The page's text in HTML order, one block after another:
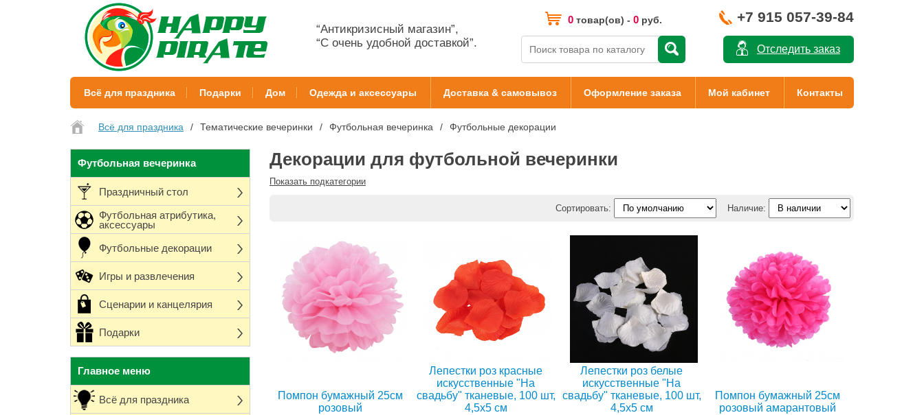
“Антикризисный магазин”,
“С очень удобной доставкой”.
Отследить заказ
+7 915 057-39-84
0 товар(ов) - 0 руб.
Всё для праздника Подарки Дом Одежда и аксессуары Доставка & самовывоз Оформление заказа Мой кабинет Контакты
Всё для праздника Тематические вечеринки Футбольная вечеринка Футбольные декорации
Футбольная вечеринка
Праздничный стол
Футбольная атрибутика,
аксессуары
Футбольные декорации
Игры и развлечения
Сценарии и канцелярия
Подарки
Главное меню
Всё для праздника
Декорации для футбольной вечеринки
Показать подкатегории
Сортировать: Наличие:
Помпон бумажный 25см
розовый
Лепестки роз красные
искусственные "На
свадьбу" тканевые, 100 шт,
4,5x5 см
Лепестки роз белые
искусственные "На
свадьбу" тканевые, 100 шт,
4,5x5 см
Помпон бумажный 25см
розовый амарантовый